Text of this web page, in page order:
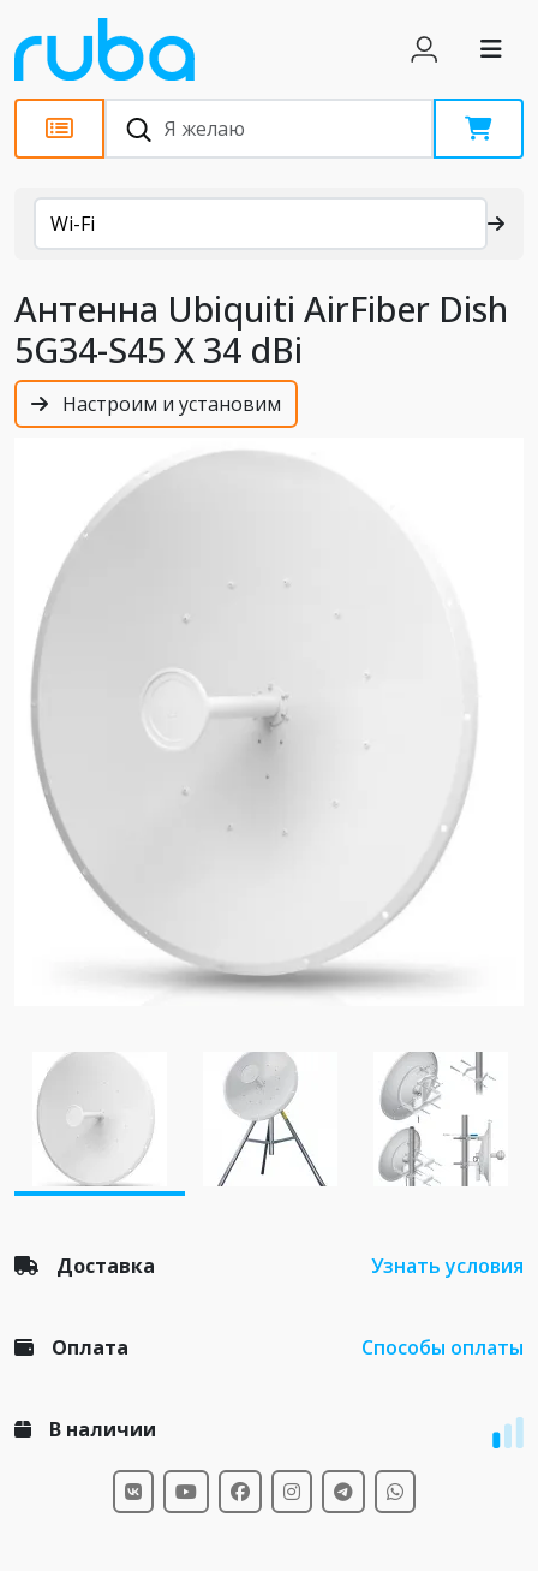
Каталог
Wi-Fi
Антенна Ubiquiti AirFiber Dish
5G34-S45 X 34 dBi
Настроим и установим
Доставка Узнать условия
Оплата Способы оплаты
В наличии